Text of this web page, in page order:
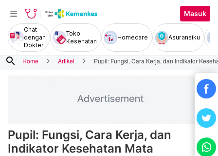
Masuk
Chat
dengan
Dokter
Toko
Kesehatan
Homecare Asuransiku
search Home Artikel Pupil: Fungsi, Cara Kerja, dan Indikator
Pupil: Fungsi, Cara Kerja, dan
Indikator Kesehatan Mata